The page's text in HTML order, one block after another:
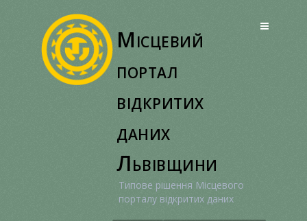
Місцевий
портал
відкритих
даних
Львівщини
Типове рішення Місцевого
порталу відкритих даних